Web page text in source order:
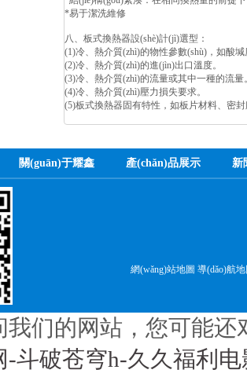
*易于潔洗維修
八、板式換熱器設(shè)計(jì)選型：
(1)冷、熱介質(zhì)的物性參數(shù)，如酸堿
(2)冷、熱介質(zhì)的進(jìn)出口溫度。
(3)冷、熱介質(zhì)的流量或其中一種的流量
(4)冷、熱介質(zhì)壓力損失要求。
(5)板式換熱器固有特性，如板片材料、密
關(guān)于耀鑫 產(chǎn)品展示 新
網(wǎng)站地圖 導(dǎo)航
我们的网站，您可能还
-斗破苍穹h-久久福利